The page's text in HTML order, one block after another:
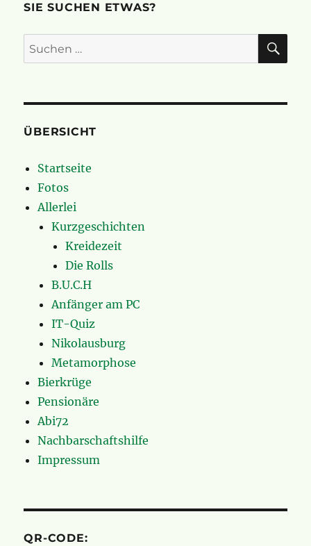
SIE SUCHEN ETWAS?
Suchen
nach:
ÜBERSICHT
Startseite
Fotos
Allerlei
Kurzgeschichten
Kreidezeit
Die Rolls
B.U.C.H
Anfänger am PC
IT-Quiz
Nikolausburg
Metamorphose
Bierkrüge
Pensionäre
Abi72
Nachbarschaftshilfe
Impressum
QR-CODE: